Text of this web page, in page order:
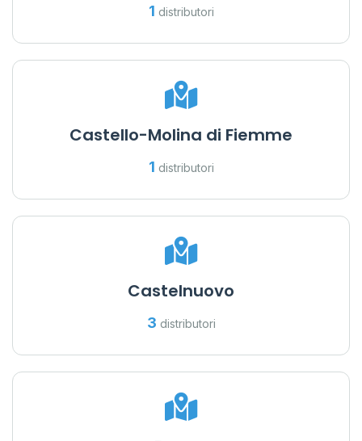
1 distributori
Castello-Molina di Fiemme
1 distributori
Castelnuovo
3 distributori